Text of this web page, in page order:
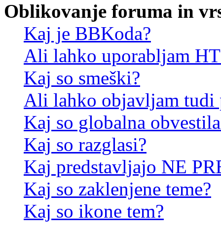
Oblikovanje foruma in
Kaj je BBKoda?
Ali lahko uporabljam
Kaj so smeški?
Ali lahko objavljam tudi
Kaj so globalna
Kaj so razglasi?
Kaj predstavljajo NE
Kaj so zaklenjene teme?
Kaj so ikone tem?